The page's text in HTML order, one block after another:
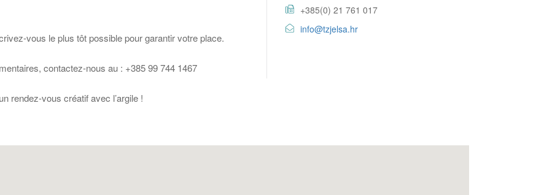
vous le plus tôt possible pour garantir votre place.
contactez-nous au : +385 99 744 1467
rendez-vous créatif avec l’argile !
+385(0) 21 761 017
info@tzjelsa.hr